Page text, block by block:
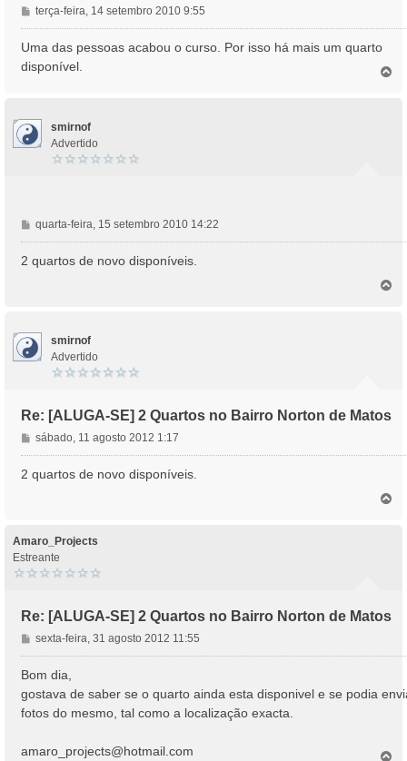
M
e
a
m
terça-feira, 14 setembro 2010 9:55
Uma das pessoas acabou o curso. Por isso há mais um quarto
disponível.
smirnof
Advertido
M
e
s
m
quarta-feira, 15 setembro 2010 14:22
2 quartos de novo disponíveis.
smirnof
Advertido
Re: [ALUGA-SE] 2 Quartos no Bairro Norton de Matos
M
e
n
s
sábado, 11 agosto 2012 1:17
2 quartos de novo disponíveis.
Amaro_Projects
Estreante
Re: [ALUGA-SE] 2 Quartos no Bairro Norton de Matos
M
e
n
g
m
sexta-feira, 31 agosto 2012 11:55
Bom dia,
gostava de saber se o quarto ainda esta disponivel e se podia
fotos do mesmo, tal como a localização exacta.
amaro_projects@hotmail.com